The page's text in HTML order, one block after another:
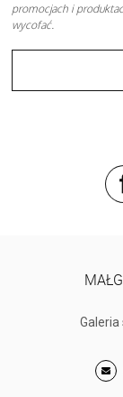
promocjach i
wycofać.
Galeria